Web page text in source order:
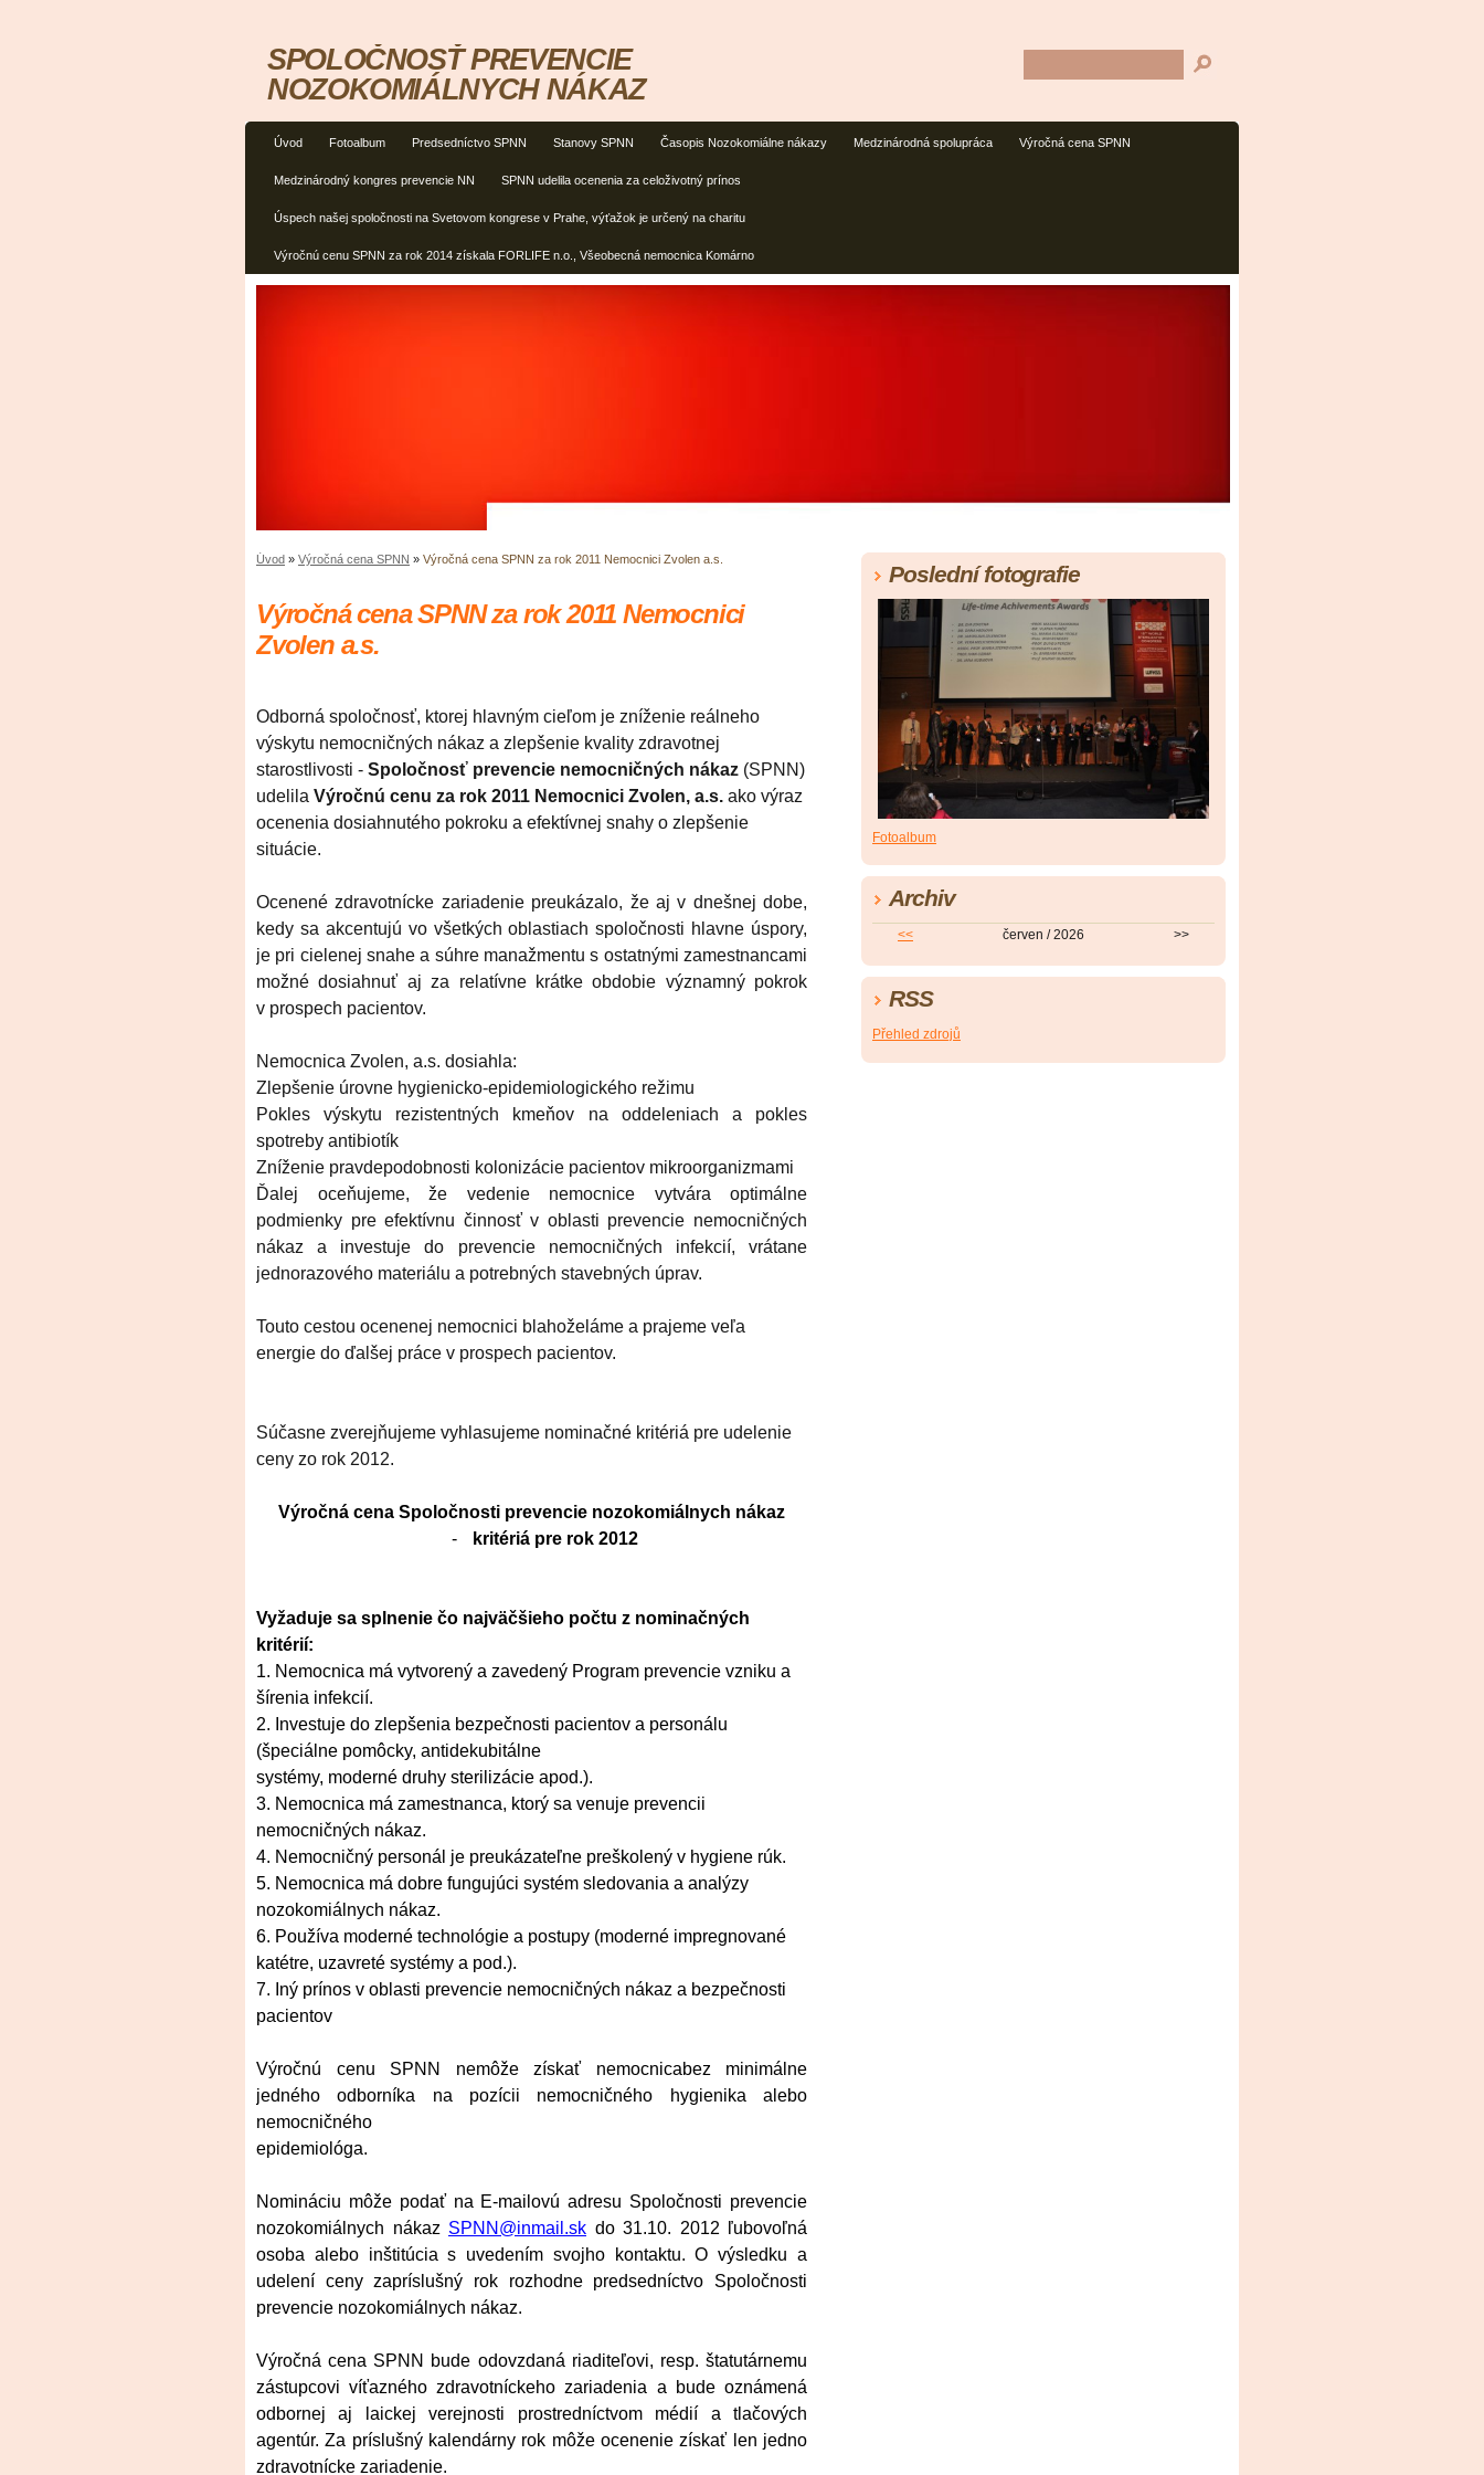
Úvod Fotoalbum Predsedníctvo SPNN Stanovy SPNN Časopis Nozokomiálne nákazy Medzinárodná spolupráca Výročná cena SPNN
Medzinárodný kongres prevencie NN SPNN udelila ocenenia za celoživotný prínos
Úspech našej spoločnosti na Svetovom kongrese v Prahe, výťažok je určený na charitu
Výročnú cenu SPNN za rok 2014 získala FORLIFE n.o., Všeobecná nemocnica Komárno
SPOLOČNOSŤ PREVENCIE
NOZOKOMIÁLNYCH NÁKAZ
Úvod » Výročná cena SPNN » Výročná cena SPNN za rok 2011 Nemocnici Zvolen a.s.
Výročná cena SPNN za rok 2011 Nemocnici
Zvolen a.s.
Odborná spoločnosť, ktorej hlavným cieľom je zníženie reálneho
výskytu nemocničných nákaz a zlepšenie kvality zdravotnej
starostlivosti - Spoločnosť prevencie nemocničných nákaz (SPNN)
udelila Výročnú cenu za rok 2011 Nemocnici Zvolen, a.s. ako výraz
ocenenia dosiahnutého pokroku a efektívnej snahy o zlepšenie
situácie.
Ocenené zdravotnícke zariadenie preukázalo, že aj v dnešnej dobe,
kedy sa akcentujú vo všetkých oblastiach spoločnosti hlavne úspory,
je pri cielenej snahe a súhre manažmentu s ostatnými zamestnancami
možné dosiahnuť aj za relatívne krátke obdobie významný pokrok
v prospech pacientov.
Nemocnica Zvolen, a.s. dosiahla:
Zlepšenie úrovne hygienicko-epidemiologického režimu
Pokles výskytu rezistentných kmeňov na oddeleniach a pokles
spotreby antibiotík
Zníženie pravdepodobnosti kolonizácie pacientov mikroorganizmami
Ďalej oceňujeme, že vedenie nemocnice vytvára optimálne
podmienky pre efektívnu činnosť v oblasti prevencie nemocničných
nákaz a investuje do prevencie nemocničných infekcií, vrátane
jednorazového materiálu a potrebných stavebných úprav.
Touto cestou ocenenej nemocnici blahoželáme a prajeme veľa
energie do ďalšej práce v prospech pacientov.
Súčasne zverejňujeme vyhlasujeme nominačné kritériá pre udelenie
ceny zo rok 2012.
Výročná cena Spoločnosti prevencie nozokomiálnych nákaz
-
kritériá pre rok 2012
Vyžaduje sa splnenie čo najväčšieho počtu z nominačných
kritérií:
1. Nemocnica má vytvorený a zavedený Program prevencie vzniku a
šírenia infekcií.
2. Investuje do zlepšenia bezpečnosti pacientov a personálu
(špeciálne pomôcky, antidekubitálne
systémy, moderné druhy sterilizácie apod.).
3. Nemocnica má zamestnanca, ktorý sa venuje prevencii
nemocničných nákaz.
4. Nemocničný personál je preukázateľne preškolený v hygiene rúk.
5. Nemocnica má dobre fungujúci systém sledovania a analýzy
nozokomiálnych nákaz.
6. Používa moderné technológie a postupy (moderné impregnované
katétre, uzavreté systémy a pod.).
7. Iný prínos v oblasti prevencie nemocničných nákaz a bezpečnosti
pacientov
Výročnú cenu SPNN nemôže získať nemocnicabez minimálne
jedného odborníka na pozícii nemocničného hygienika alebo
nemocničného
epidemiológa.
Nomináciu môže podať na E-mailovú adresu Spoločnosti prevencie
nozokomiálnych nákaz SPNN@inmail.sk do 31.10. 2012 ľubovoľná
osoba alebo inštitúcia s uvedením svojho kontaktu. O výsledku a
udelení ceny zapríslušný rok rozhodne predsedníctvo Spoločnosti
prevencie nozokomiálnych nákaz.
Výročná cena SPNN bude odovzdaná riaditeľovi, resp. štatutárnemu
zástupcovi víťazného zdravotníckeho zariadenia a bude oznámená
odbornej aj laickej verejnosti prostredníctvom médií a tlačových
agentúr. Za príslušný kalendárny rok môže ocenenie získať len jedno
zdravotnícke zariadenie.
Poslední fotografie
Fotoalbum
Archiv
<< červen / 2026 >>
RSS
Přehled zdrojů